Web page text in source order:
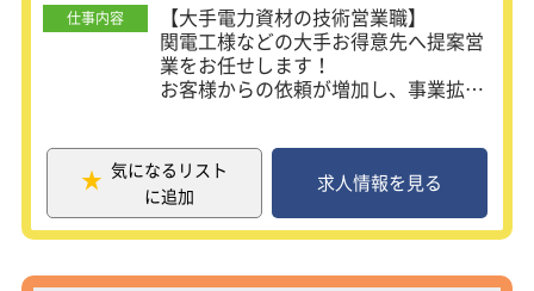
仕事内容
【大手電力資材の技術営業職】
関電工様などの大手お得意先へ提案営
業をお任せします！
お客様からの依頼が増加し、事業拡充
書の作成、資材の発注の納期管理を行
っていただきます。
各方面から電力資材のニーズは高く、
大型案件を継続的に取り扱う予定で
気になるリスト
に追加
求人情報を見る